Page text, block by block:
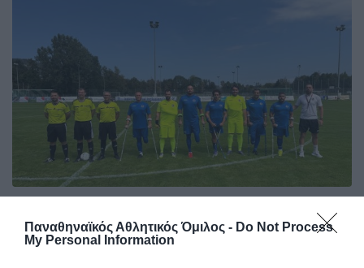
Παναθηναϊκός Αθλητικός Όμιλος - Do Not Process
My Personal Information
υπογραφή